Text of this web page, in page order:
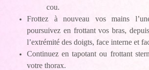
cou.
Frottez à nouveau vos mains
poursuivez en frottant vos bras,
l’extrémité des doigts, face interne et
Continuez en tapotant ou frottant
votre thorax.